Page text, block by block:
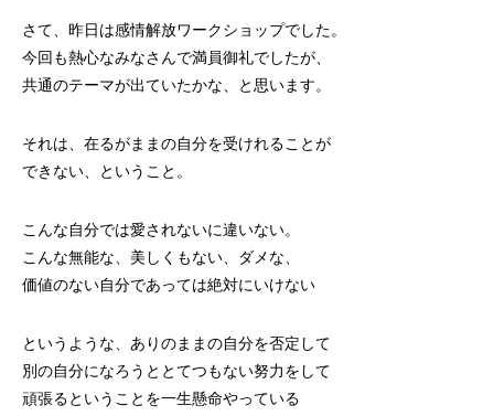
さて、昨日は感情解放ワークショップでした。
今回も熱心なみなさんで満員御礼でしたが、
共通のテーマが出ていたかな、と思います。
それは、在るがままの自分を受けれることが
できない、ということ。
こんな自分では愛されないに違いない。
こんな無能な、美しくもない、ダメな、
価値のない自分であっては絶対にいけない
というような、ありのままの自分を否定して
別の自分になろうととてつもない努力をして
頑張るということを一生懸命やっている